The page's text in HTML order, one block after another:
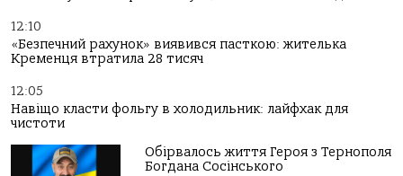
12:10
«Безпечний рахунок» виявився пасткою: жителька
Кременця втратила 28 тисяч
12:05
Навіщо класти фольгу в холодильник: лайфхак для
чистоти
Обірвалось життя Героя з Тернополя
Богдана Сосінського